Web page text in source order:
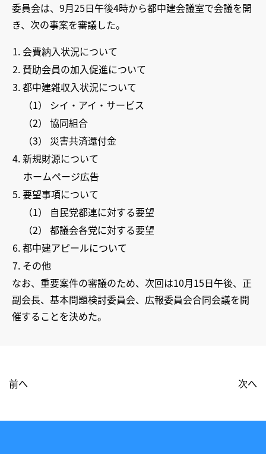
委員会は、9月25日午後4時から都中建会議室で会議を開
き、次の事案を審議した。
1. 会費納入状況について
2. 賛助会員の加入促進について
3. 都中建雑収入状況について
（1） シイ・アイ・サービス
（2） 協同組合
（3） 災害共済還付金
4. 新規財源について
ホームページ広告
5. 要望事項について
（1） 自民党都連に対する要望
（2） 都議会各党に対する要望
6. 都中建アピールについて
7. その他
なお、重要案件の審議のため、次回は10月15日午後、正
副会長、基本問題検討委員会、広報委員会合同会議を開
催することを決めた。
前へ 次へ